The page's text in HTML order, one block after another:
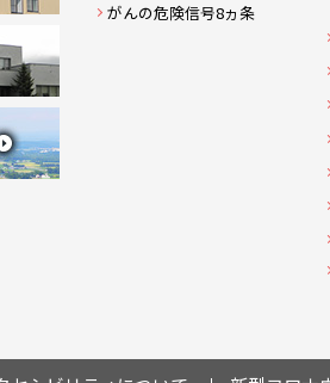
がんの危険信号8ヵ条